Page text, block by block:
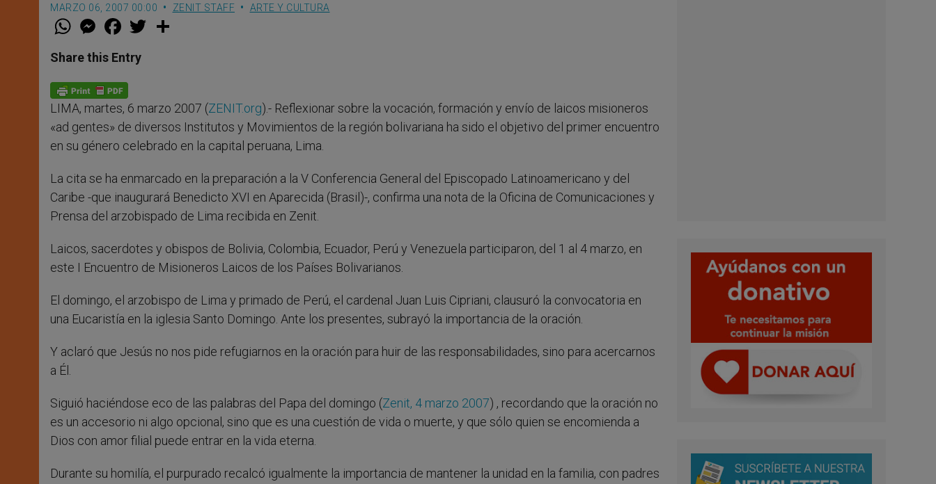
MARZO 06, 2007 00:00 ZENIT STAFF ARTE Y CULTURA
W
t
s
p
p
M
e
s
e
g
e
r
F
a
e
b
o
k
w
Share this Entry
LIMA, martes, 6 marzo 2007 (ZENIT.org).- Reflexionar sobre la vocación, formación y envío de laicos misioneros
«ad gentes» de diversos Institutos y Movimientos de la región bolivariana ha sido el objetivo del primer encuentro
en su género celebrado en la capital peruana, Lima.
La cita se ha enmarcado en la preparación a la V Conferencia General del Episcopado Latinoamericano y del
Caribe -que inaugurará Benedicto XVI en Aparecida (Brasil)-, confirma una nota de la Oficina de Comunicaciones y
Prensa del arzobispado de Lima recibida en Zenit.
Laicos, sacerdotes y obispos de Bolivia, Colombia, Ecuador, Perú y Venezuela participaron, del 1 al 4 marzo, en
este I Encuentro de Misioneros Laicos de los Países Bolivarianos.
El domingo, el arzobispo de Lima y primado de Perú, el cardenal Juan Luis Cipriani, clausuró la convocatoria en
una Eucaristía en la iglesia Santo Domingo. Ante los presentes, subrayó la importancia de la oración.
Y aclaró que Jesús no nos pide refugiarnos en la oración para huir de las responsabilidades, sino para acercarnos
a Él.
Siguió haciéndose eco de las palabras del Papa del domingo (Zenit, 4 marzo 2007) , recordando que la oración no
es un accesorio ni algo opcional, sino que es una cuestión de vida o muerte, y que sólo quien se encomienda a
Dios con amor filial puede entrar en la vida eterna.
Durante su homilía, el purpurado recalcó igualmente la importancia de mantener la unidad en la familia, con padres